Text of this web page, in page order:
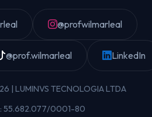
@profwilmarleal
@prof.wilmarleal LinkedIn
| LUMINVS TECNOLOGIA LTDA
55.682.077/0001-80